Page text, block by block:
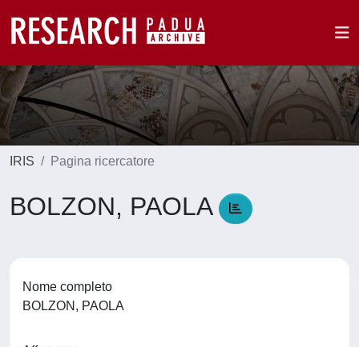
IRIS Pagina ricercatore
BOLZON, PAOLA
Nome completo
BOLZON, PAOLA